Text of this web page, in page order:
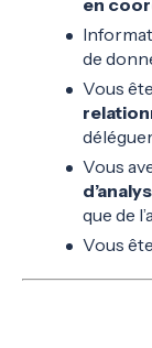
en
de
Vous
Vous
que de
Vous